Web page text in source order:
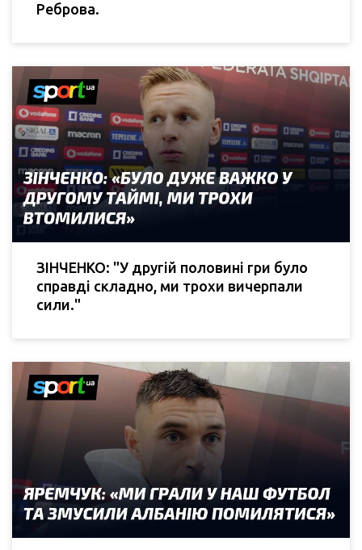
Реброва.
ЗІНЧЕНКО: "У другій половині гри було
справді складно, ми трохи вичерпали
сили."